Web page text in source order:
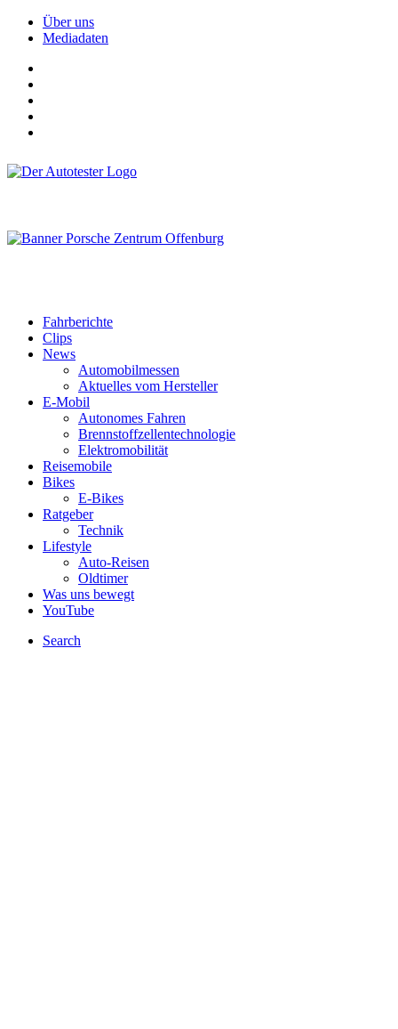
Über uns
Mediadaten
Fahrberichte
Clips
News
Automobilmessen
Aktuelles vom Hersteller
E-Mobil
Autonomes Fahren
Brennstoffzellentechnologie
Elektromobilität
Reisemobile
Bikes
E-Bikes
Ratgeber
Technik
Lifestyle
Auto-Reisen
Oldtimer
Was uns bewegt
YouTube
Search